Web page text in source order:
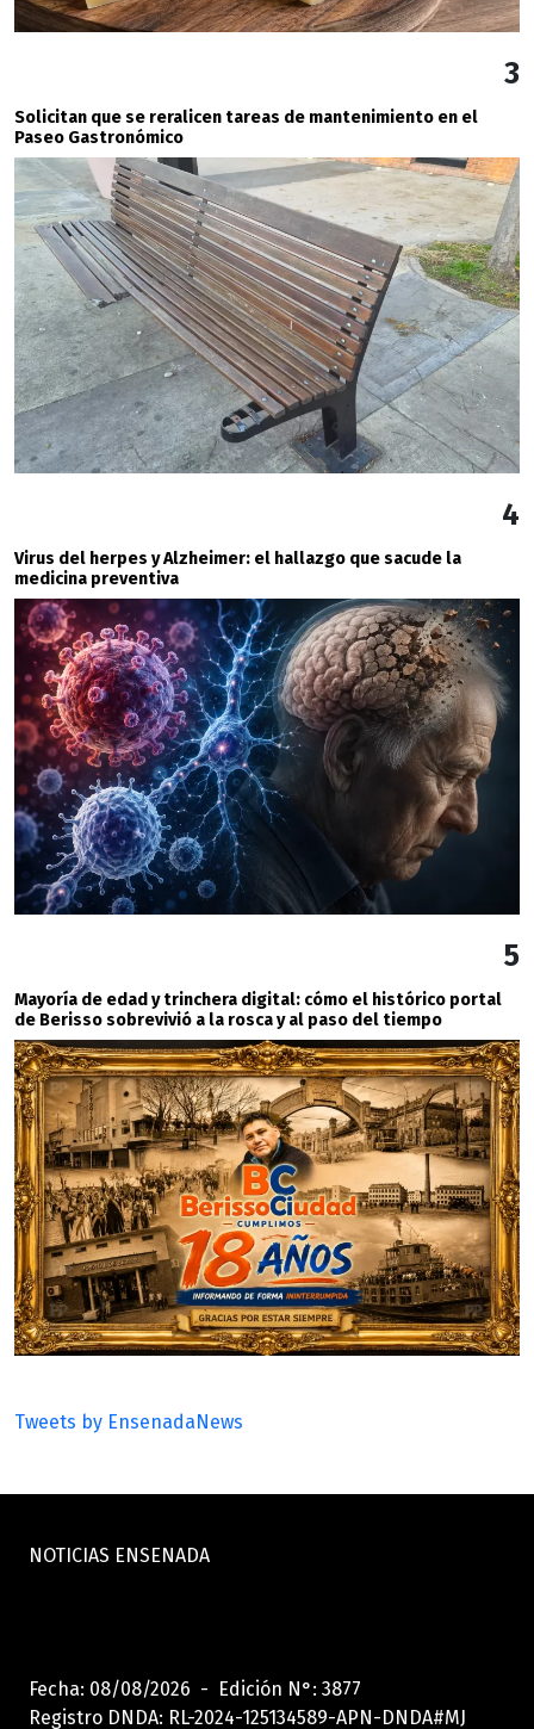
3
Solicitan que se reralicen tareas de mantenimiento en el
Paseo Gastronómico
4
Virus del herpes y Alzheimer: el hallazgo que sacude la
medicina preventiva
5
Mayoría de edad y trinchera digital: cómo el histórico portal
de Berisso sobrevivió a la rosca y al paso del tiempo
Tweets by EnsenadaNews
NOTICIAS ENSENADA
Fecha: 08/08/2026 - Edición N°: 3877
Registro DNDA: RL-2024-125134589-APN-DNDA#MJ